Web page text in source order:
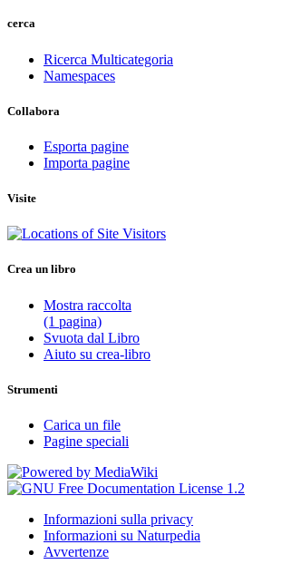
cerca
Ricerca Multicategoria
Namespaces
Collabora
Esporta pagine
Importa pagine
Visite
Crea un libro
Mostra raccolta
(1 pagina)
Svuota dal Libro
Aiuto su crea-libro
Strumenti
Carica un file
Pagine speciali
Informazioni sulla privacy
Informazioni su Naturpedia
Avvertenze